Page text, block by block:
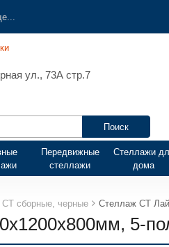
ул., 73А стр.7
Передвижные
стеллажи
Стеллажи
дома
СТ сборные, черные Стеллаж СТ
5-